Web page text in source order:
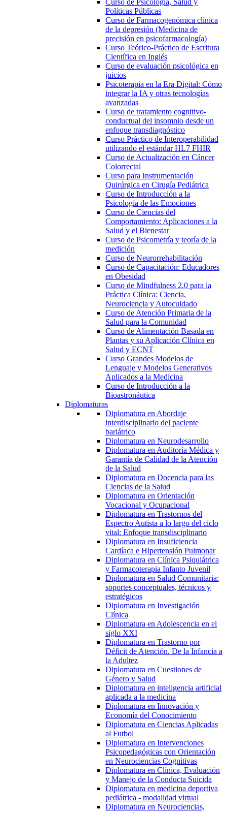
Curso de Psicología, Salud y
Políticas Públicas
Curso de Farmacogenómica clínica
de la depresión (Medicina de
precisión en psicofarmacología)
Curso Teórico-Práctico de Escritura
Científica en Inglés
Curso de evaluación psicológica en
juicios
Psicoterapia en la Era Digital: Cómo
integrar la IA y otras tecnologías
avanzadas
Curso de tratamiento cognitivo-
conductual del insomnio desde un
enfoque transdiagnóstico
Curso Práctico de Interoperabilidad
utilizando el estándar HL7 FHIR
Curso de Actualización en Cáncer
Colorrectal
Curso para Instrumentación
Quirúrgica en Cirugía Pediátrica
Curso de Introducción a la
Psicología de las Emociones
Curso de Ciencias del
Comportamiento: Aplicaciones a la
Salud y el Bienestar
Curso de Psicometría y teoría de la
medición
Curso de Neurorrehabilitación
Curso de Capacitación: Educadores
en Obesidad
Curso de Mindfulness 2.0 para la
Práctica Clínica: Ciencia,
Neurociencia y Autocuidado
Curso de Atención Primaria de la
Salud para la Comunidad
Curso de Alimentación Basada en
Plantas y su Aplicación Clínica en
Salud y ECNT
Curso Grandes Modelos de
Lenguaje y Modelos Generativos
Aplicados a la Medicina
Curso de Introducción a la
Bioastronáutica
Diplomaturas
Diplomatura en Abordaje
interdisciplinario del paciente
bariátrico
Diplomatura en Neurodesarrollo
Diplomatura en Auditoría Médica y
Garantía de Calidad de la Atención
de la Salud
Diplomatura en Docencia para las
Ciencias de la Salud
Diplomatura en Orientación
Vocacional y Ocupacional
Diplomatura en Trastornos del
Espectro Autista a lo largo del ciclo
vital: Enfoque transdisciplinario
Diplomatura en Insuficiencia
Cardíaca e Hipertensión Pulmonar
Diplomatura en Clínica Psiquiátrica
y Farmacoterapia Infanto Juvenil
Diplomatura en Salud Comunitaria:
soportes conceptuales, técnicos y
estratégicos
Diplomatura en Investigación
Clínica
Diplomatura en Adolescencia en el
siglo XXI
Diplomatura en Trastorno por
Déficit de Atención. De la Infancia a
la Adultez
Diplomatura en Cuestiones de
Género y Salud
Diplomatura en inteligencia artificial
aplicada a la medicina
Diplomatura en Innovación y
Economía del Conocimiento
Diplomatura en Ciencias Aplicadas
al Futbol
Diplomatura en Intervenciones
Psicopedagógicas con Orientación
en Neurociencias Cognitivas
Diplomatura en Clínica, Evaluación
y Manejo de la Conducta Suicida
Diplomatura en medicina deportiva
pediátrica - modalidad virtual
Diplomatura en Neurociencias,